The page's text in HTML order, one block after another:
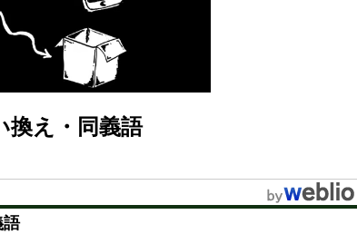
換え・同義語
語